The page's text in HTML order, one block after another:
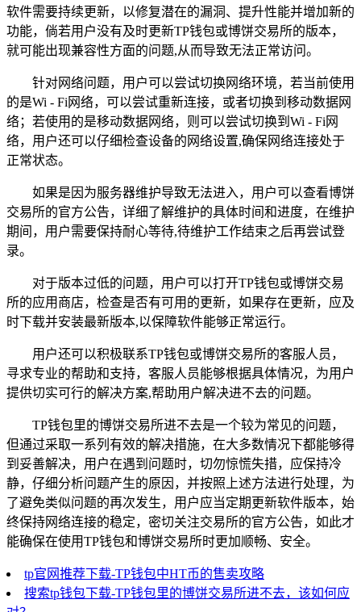
软件需要持续更新，以修复潜在的漏洞、提升性能并增加新的
功能，倘若用户没有及时更新TP钱包或博饼交易所的版本，
就可能出现兼容性方面的问题,从而导致无法正常访问。
针对网络问题，用户可以尝试切换网络环境，若当前使用
的是Wi - Fi网络，可以尝试重新连接，或者切换到移动数据网
络；若使用的是移动数据网络，则可以尝试切换到Wi - Fi网
络，用户还可以仔细检查设备的网络设置,确保网络连接处于
正常状态。
如果是因为服务器维护导致无法进入，用户可以查看博饼
交易所的官方公告，详细了解维护的具体时间和进度，在维护
期间，用户需要保持耐心等待,待维护工作结束之后再尝试登
录。
对于版本过低的问题，用户可以打开TP钱包或博饼交易
所的应用商店，检查是否有可用的更新，如果存在更新，应及
时下载并安装最新版本,以保障软件能够正常运行。
用户还可以积极联系TP钱包或博饼交易所的客服人员，
寻求专业的帮助和支持，客服人员能够根据具体情况，为用户
提供切实可行的解决方案,帮助用户解决进不去的问题。
TP钱包里的博饼交易所进不去是一个较为常见的问题，
但通过采取一系列有效的解决措施，在大多数情况下都能够得
到妥善解决，用户在遇到问题时，切勿惊慌失措，应保持冷
静，仔细分析问题产生的原因，并按照上述方法进行处理，为
了避免类似问题的再次发生，用户应当定期更新软件版本，始
终保持网络连接的稳定，密切关注交易所的官方公告，如此才
能确保在使用TP钱包和博饼交易所时更加顺畅、安全。
tp官网推荐下载-TP钱包中HT币的售卖攻略
搜索tp钱包下载-TP钱包里的博饼交易所进不去，该如何应